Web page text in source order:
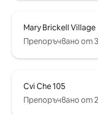
Mary Brickell Village
Препоръчвано от
Cvi Che 105
Препоръчвано от